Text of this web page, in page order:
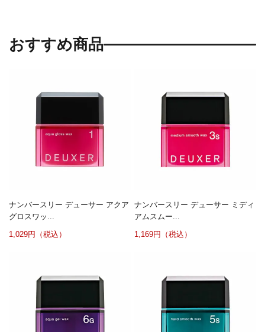
おすすめ商品
ナンバースリー デューサー アクア
グロスワッ...
1,029円（税込）
ナンバースリー デューサー ミディ
アムスムー...
1,169円（税込）